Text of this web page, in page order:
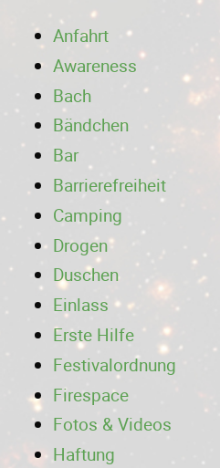
Anfahrt
Awareness
Bach
Bändchen
Bar
Barrierefreiheit
Camping
Drogen
Duschen
Einlass
Erste Hilfe
Festivalordnung
Firespace
Fotos & Videos
Haftung